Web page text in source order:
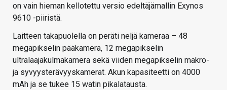
on vain hieman kellotettu versio edeltäjämallin Exynos
9610 -piiristä.
Laitteen takapuolella on peräti neljä kameraa – 48
megapikselin pääkamera, 12 megapikselin
ultralaajakulmakamera sekä viiden megapikselin makro-
ja syvyysterävyyskamerat. Akun kapasiteetti on 4000
mAh ja se tukee 15 watin pikalatausta.